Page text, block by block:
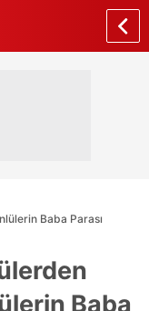
Baba Parası
Baba